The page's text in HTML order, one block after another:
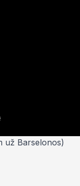
už Barselonos)